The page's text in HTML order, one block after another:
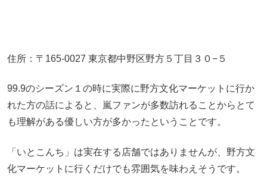
住所：〒165-0027 東京都中野区野方５丁目３０−５
99.9のシーズン１の時に実際に野方文化マーケットに行か
れた方の話によると、嵐ファンが多数訪れることからとて
も理解がある優しい方が多かったということです。
「いとこんち」は実在する店舗ではありませんが、野方文
化マーケットに行くだけでも雰囲気を味わえそうです。